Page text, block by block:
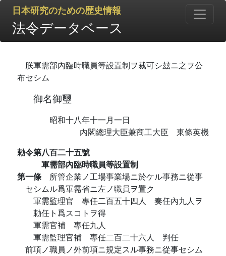
日本研究のための歴史情報
法令データベース
朕軍需部內臨時職員等設置制ヲ裁可シ玆ニ之ヲ公
布セシム
御名御璽
昭和十八年十一月一日
內閣總理大臣兼商工大臣 東條英機
勅令第八百二十五號
軍需部內臨時職員等設置制
第一條 所管企業ノ工場事業場ニ於ケル事務ニ從事
セシムル爲軍需省ニ左ノ職員ヲ置ク
軍需監理官 專任二百五十四人 奏任內九人ヲ
勅任ト爲スコトヲ得
軍需官補 專任九人
軍需監理官補 專任二百二十六人 判任
前項ノ職員ノ外前項ニ規定スル事務ニ從事セシム